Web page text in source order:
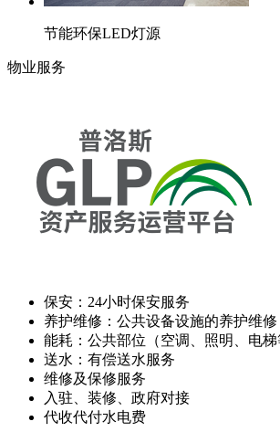
节能环保LED灯源
物业服务
保安：24小时保安服务
养护维修：公共设备设施的养护维修
能耗：公共部位（空调、照明、电梯
送水：有偿送水服务
维修及保修服务
入驻、装修、政府对接
代收代付水电费